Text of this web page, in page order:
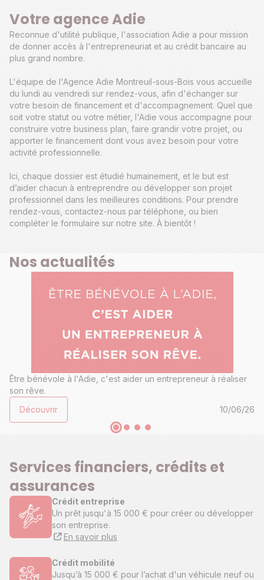
Votre agence Adie
Reconnue d'utilité publique, l'association Adie a pour mission
de donner accès à l'entrepreneuriat et au crédit bancaire au
plus grand nombre.
L'équipe de l'Agence Adie Montreuil-sous-Bois vous accueille
du lundi au vendredi sur rendez-vous, afin d'échanger sur
votre besoin de financement et d'accompagnement. Quel que
soit votre statut ou votre métier, l'Adie vous accompagne pour
construire votre business plan, faire grandir votre projet, ou
apporter le financement dont vous avez besoin pour votre
activité professionnelle.
Ici, chaque dossier est étudié humainement, et le but est
d’aider chacun à entreprendre ou développer son projet
professionnel dans les meilleures conditions. Pour prendre
rendez-vous, contactez-nous par téléphone, ou bien
compléter le formulaire sur notre site. À bientôt !
Nos actualités
Être bénévole à l'Adie, c'est aider un entrepreneur à réaliser
son rêve.
Découvrir
10/06/26
Services financiers, crédits et
assurances
Crédit entreprise
Un prêt jusqu'à 15 000 € pour créer ou développer
son entreprise.
En savoir plus
Crédit mobilité
Jusqu’à 15 000 € pour l’achat d'un véhicule neuf ou